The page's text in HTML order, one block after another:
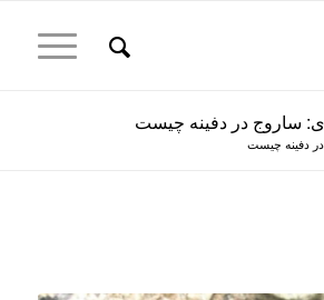
ساروج در دفینه چیست
دفینه چیست